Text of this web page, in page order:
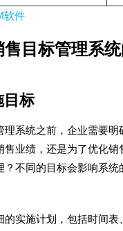
售目标管理系
目标
理系统之前，企业需要明
售业绩，还是为了优化销
？不同的目标会影响系统
的实施计划，包括时间表